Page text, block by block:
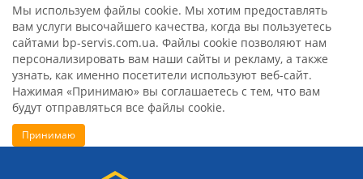
Мы используем файлы cookie. Мы хотим предоставлять
вам услуги высочайшего качества, когда вы пользуетесь
сайтами bp-servis.com.ua. Файлы cookie позволяют нам
персонализировать вам наши сайты и рекламу, а также
узнать, как именно посетители используют веб-сайт.
Нажимая «Принимаю» вы соглашаетесь с тем, что вам
будут отправляться все файлы cookie.
Принимаю